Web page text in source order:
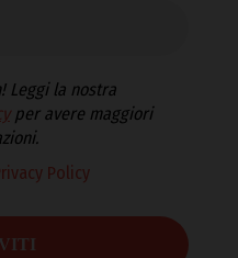
Leggi la nostra
per avere maggiori
Policy